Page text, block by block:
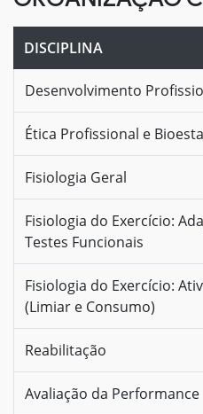
DISCIPLINA
Desenvolvimento
Ética Profissional e
Fisiologia Geral
Fisiologia do Exercício:
Testes Funcionais
Fisiologia do Exercício:
(Limiar e Consumo)
Reabilitação
Avaliação da Performance